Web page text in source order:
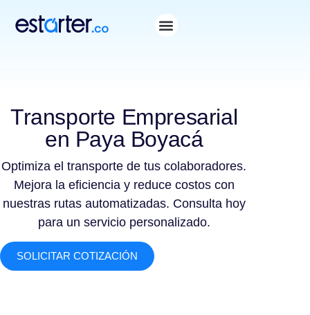
Transporte Empresarial
en Paya Boyacá
Optimiza el transporte de tus colaboradores.
Mejora la eficiencia y reduce costos con
nuestras rutas automatizadas. Consulta hoy
para un servicio personalizado.
SOLICITAR COTIZACIÓN